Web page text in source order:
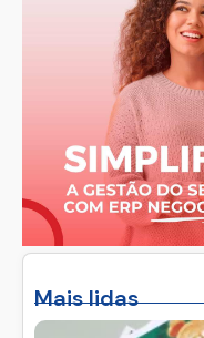
Mais lidas